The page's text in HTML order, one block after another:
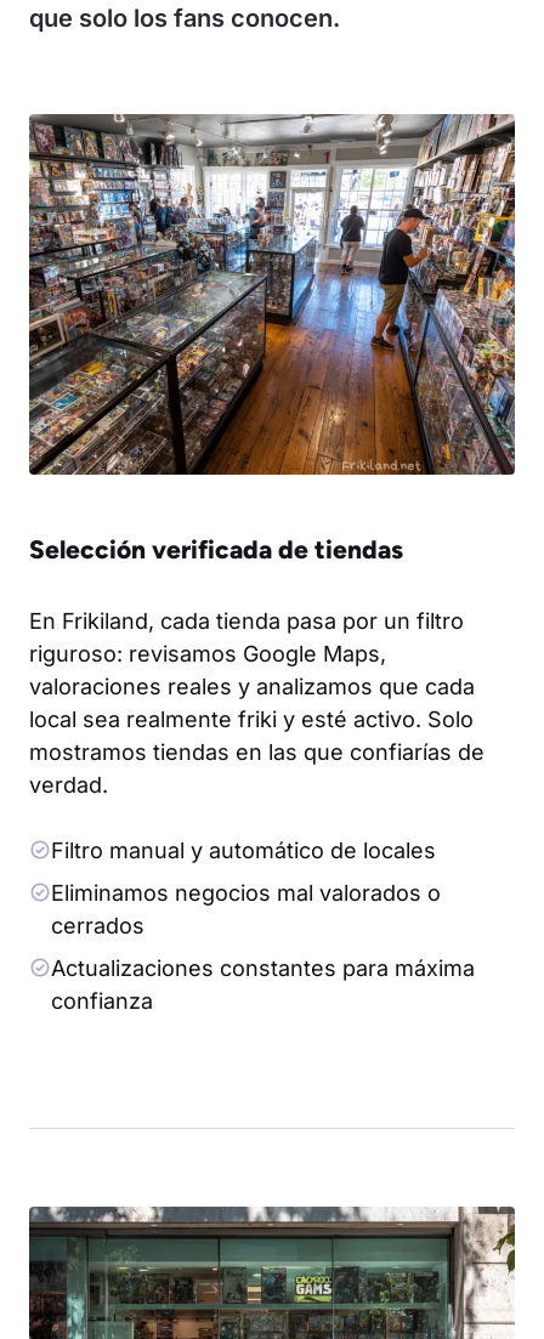
que solo los fans conocen.
Selección verificada de tiendas
En Frikiland, cada tienda pasa por un filtro
riguroso: revisamos Google Maps,
valoraciones reales y analizamos que cada
local sea realmente friki y esté activo. Solo
mostramos tiendas en las que confiarías de
verdad.
Filtro manual y automático de locales
Eliminamos negocios mal valorados o
cerrados
Actualizaciones constantes para máxima
confianza